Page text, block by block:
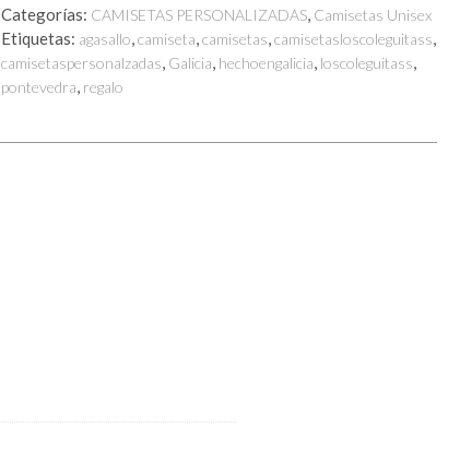
Categorías: CAMISETAS PERSONALIZADAS, Camisetas Unisex
Etiquetas: agasallo,camiseta,camisetas,camisetasloscoleguitass,
camisetaspersonalzadas, Galicia, hechoengalicia, loscoleguitass,
pontevedra, regalo